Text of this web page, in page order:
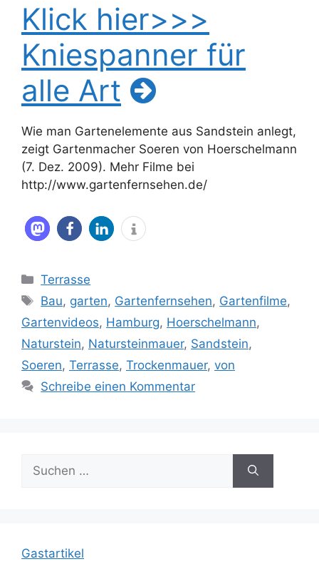
Klick hier>>>
Kniespanner für
alle Art
Wie man Gartenelemente aus Sandstein anlegt,
zeigt Gartenmacher Soeren von Hoerschelmann
(7. Dez. 2009). Mehr Filme bei
http://www.gartenfernsehen.de/
Kategorien
Terrasse
Schlagwörter
Bau, garten, Gartenfernsehen, Gartenfilme,
Gartenvideos, Hamburg, Hoerschelmann,
Naturstein, Natursteinmauer, Sandstein,
Soeren, Terrasse, Trockenmauer, von
Schreibe einen Kommentar
nach:
Gastartikel